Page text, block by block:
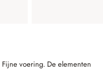
Fijne voering. De elementen